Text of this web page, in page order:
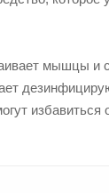
мышцы и